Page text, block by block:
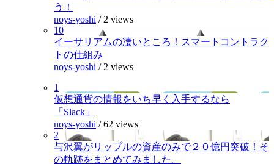
う！
noys-yoshi / 2 views
10
イーサリアムの凄いところ！スマートコントラク
トの仕組み
noys-yoshi / 2 views
1
仮想通貨の情報をいち早く入手するなら
「Slack」
noys-yoshi /62 views
2
与沢翼がリップルの資産のみで２０億円突破！そ
の軌跡をまとめてみました。